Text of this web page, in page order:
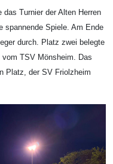
Turnier der Alten Herren
spannende Spiele. Am Ende
durch. Platz zwei belegte
TSV Mönsheim. Das
Platz, der SV Friolzheim